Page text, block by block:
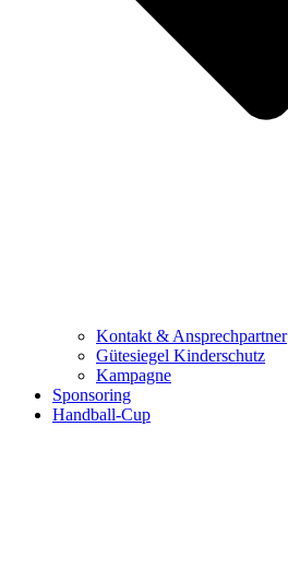
Kontakt & Ansprechpartner
Gütesiegel Kinderschutz
Kampagne
Sponsoring
Handball-Cup